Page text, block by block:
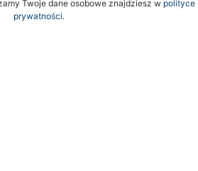
Twoje dane osobowe znajdziesz w polityce
prywatności.